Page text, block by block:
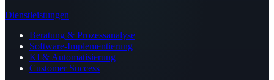
Dienstleistungen
Beratung & Prozessanalyse
Software-Implementierung
KI & Automatisierung
Customer Success